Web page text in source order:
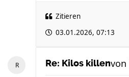
Zitieren
03.01.2026, 07:13
Re: Kilos killenvon